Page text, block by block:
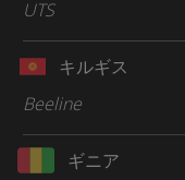
UTS
キルギス
Beeline
ギニア